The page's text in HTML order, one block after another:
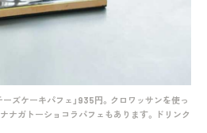
ズケーキパフェ」935円。クロワッサンを使っ
ナガトーショコラパフェもあります。ドリンク